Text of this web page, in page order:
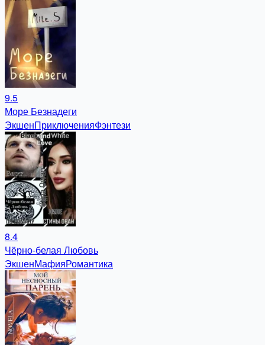
9.5
Море Безнадеги
ЭкшенПриключенияФэнтези
8.4
Чёрно-белая Любовь
ЭкшенМафияРомантика